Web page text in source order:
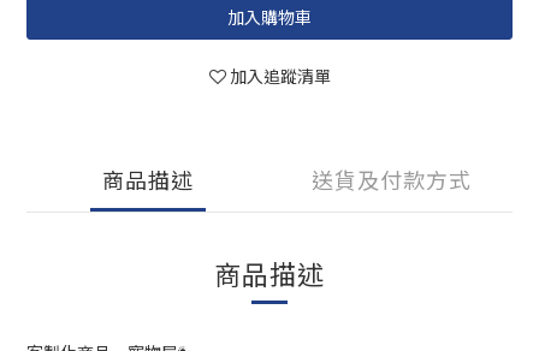
加入購物車
加入追蹤清單
商品描述 送貨及付款方式
商品描述